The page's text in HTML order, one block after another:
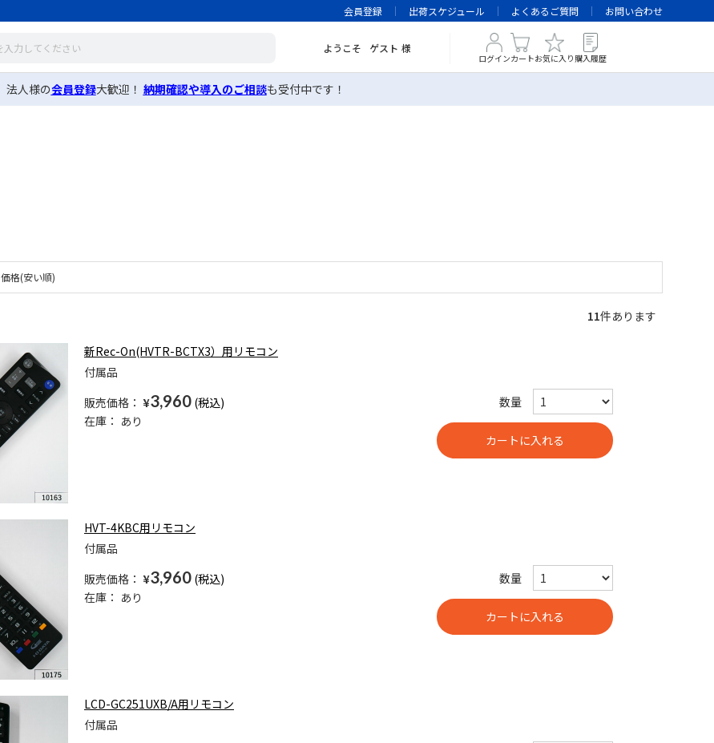
会員登録 出荷スケジュール よくあるご質問 お問い合わせ
ようこそ ゲスト 様
ログインカートお気に入り 購入履歴
法人様の会員登録大歓迎！ 納期確認や導入のご相談も受付中です！
価格(安い順)
11件あります
新Rec-On(HVTR-BCTX3）用リモコン
付属品
販売価格： ¥3,960
在庫： あり
数量
HVT-4KBC用リモコン
付属品
販売価格： ¥3,960
在庫： あり
数量
LCD-GC251UXB/A用リモコン
付属品